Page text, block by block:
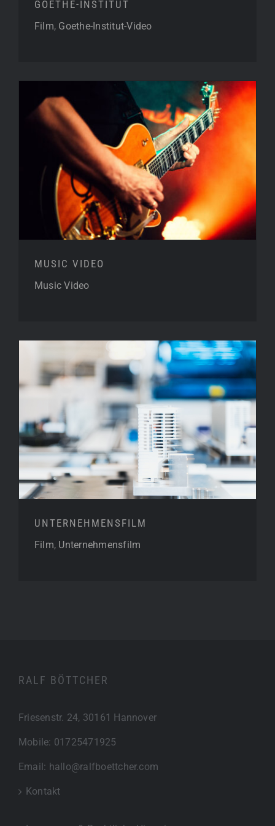
GOETHE-INSTITUT
Film, Goethe-Institut-Video
MUSIC VIDEO
MUSIC VIDEO
Music Video
UNTERNEHMENSFILM
UNTERNEHMENSFILM
Film, Unternehmensfilm
RALF BÖTTCHER
Friesenstr. 24, 30161 Hannover
Mobile: 01725471925
Email: hallo@ralfboettcher.com
Kontakt